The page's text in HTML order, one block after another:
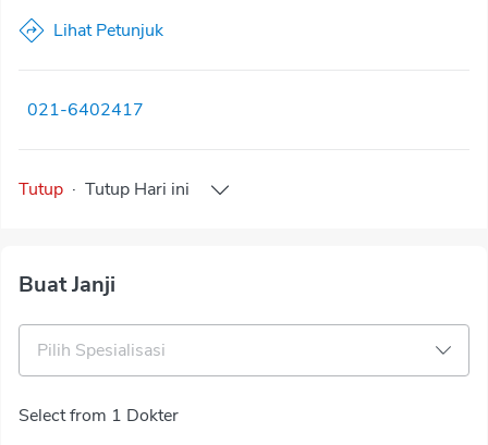
Lihat Petunjuk
021-6402417
Tutup · Tutup Hari ini
Buat Janji
Pilih Spesialisasi
Select from 1 Dokter